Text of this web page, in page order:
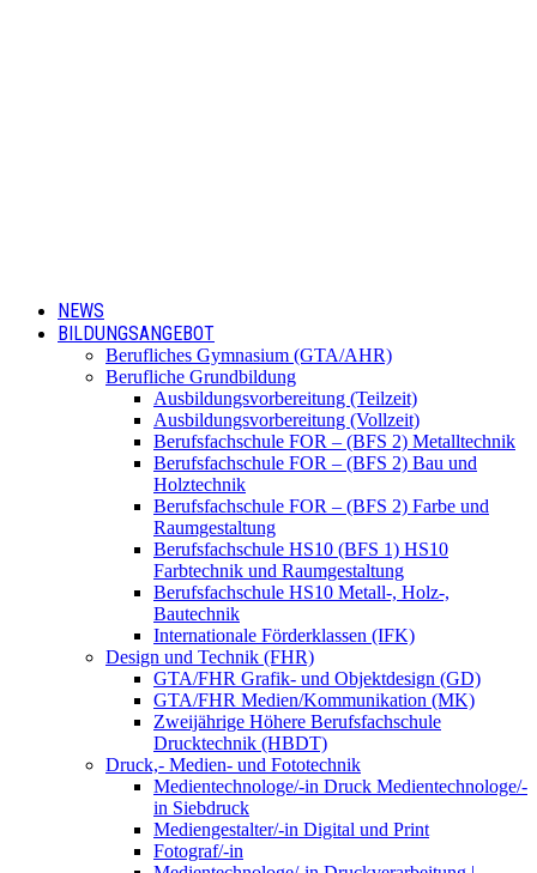
NEWS
BILDUNGSANGEBOT
Berufliches Gymnasium (GTA/AHR)
Berufliche Grundbildung
Ausbildungsvorbereitung (Teilzeit)
Ausbildungsvorbereitung (Vollzeit)
Berufsfachschule FOR – (BFS 2) Metalltechnik
Berufsfachschule FOR – (BFS 2) Bau und
Holztechnik
Berufsfachschule FOR – (BFS 2) Farbe und
Raumgestaltung
Berufsfachschule HS10 (BFS 1) HS10
Farbtechnik und Raumgestaltung
Berufsfachschule HS10 Metall-, Holz-,
Bautechnik
Internationale Förderklassen (IFK)
Design und Technik (FHR)
GTA/FHR Grafik- und Objektdesign (GD)
GTA/FHR Medien/Kommunikation (MK)
Zweijährige Höhere Berufsfachschule
Drucktechnik (HBDT)
Druck,- Medien- und Fototechnik
Medientechnologe/-in Druck Medientechnologe/-
in Siebdruck
Mediengestalter/-in Digital und Print
Fotograf/-in